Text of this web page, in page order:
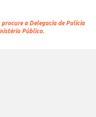
procure a Delegacia de Polícia
Público.